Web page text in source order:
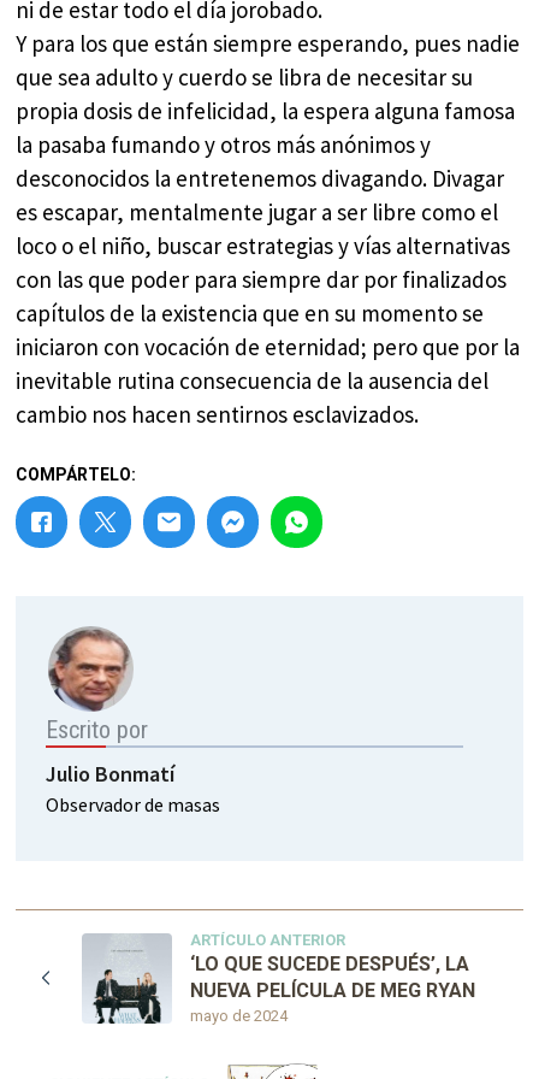
ni de estar todo el día jorobado.
Y para los que están siempre esperando, pues nadie
que sea adulto y cuerdo se libra de necesitar su
propia dosis de infelicidad, la espera alguna famosa
la pasaba fumando y otros más anónimos y
desconocidos la entretenemos divagando. Divagar
es escapar, mentalmente jugar a ser libre como el
loco o el niño, buscar estrategias y vías alternativas
con las que poder para siempre dar por finalizados
capítulos de la existencia que en su momento se
iniciaron con vocación de eternidad; pero que por la
inevitable rutina consecuencia de la ausencia del
cambio nos hacen sentirnos esclavizados.
COMPÁRTELO:
Escrito por
Julio Bonmatí
Observador de masas
ARTÍCULO ANTERIOR
mayo de 2024
‘LO QUE SUCEDE DESPUÉS’, LA
NUEVA PELÍCULA DE MEG RYAN